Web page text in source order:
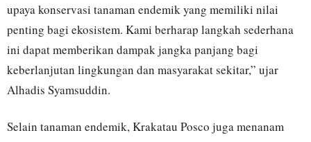
upaya konservasi tanaman endemik yang memiliki nilai
penting bagi ekosistem. Kami berharap langkah sederhana
ini dapat memberikan dampak jangka panjang bagi
keberlanjutan lingkungan dan masyarakat sekitar,” ujar
Alhadis Syamsuddin.
Selain tanaman endemik, Krakatau Posco juga menanam